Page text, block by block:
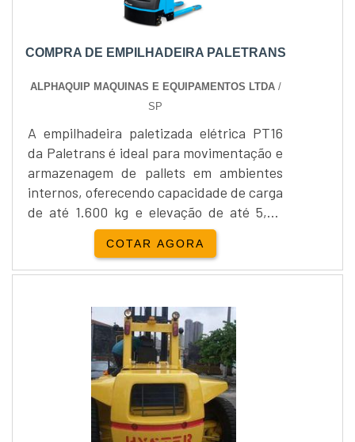
COMPRA DE EMPILHADEIRA PALETRANS
ALPHAQUIP MAQUINAS E EQUIPAMENTOS LTDA/
SP
A empilhadeira paletizada elétrica PT16
da Paletrans é ideal para movimentação e
armazenagem de pallets em ambientes
internos, oferecendo capacidade de carga
de até 1.600 kg e elevação de até 5,40
metros. Equipada com direção elétrica,
comandos proporcionais, display digital e
rodas de poliuretano, proporciona
Disponível com baterias de chumbo-ácido
ou íon-lítio (recarga rápida em até 1 hora),
garante alta eficiência energética e baixo
custo de manutenção. Comercializada
pela Alphaquip, distribuidora autorizada
Paletrans, a PT16 conta com pronta
entrega, suporte técnico especializado,
COTAR AGORA